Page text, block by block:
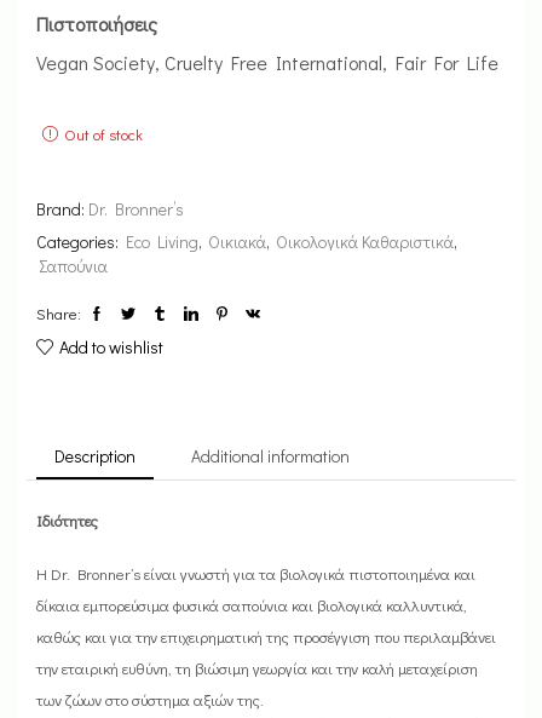
Πιστοποιήσεις
Vegan Society, Cruelty Free International, Fair For Life
Out of stock
Brand: Dr. Bronner’s
Categories: Eco Living, Οικιακά, Οικολογικά Καθαριστικά,
Σαπούνια
Share:
Add to wishlist
Description Additional information
Ιδιότητες
Η Dr. Bronner’s είναι γνωστή για τα βιολογικά πιστοποιημένα και
δίκαια εμπορεύσιμα φυσικά σαπούνια και βιολογικά καλλυντικά,
καθώς και για την επιχειρηματική της προσέγγιση που περιλαμβάνει
την εταιρική ευθύνη, τη βιώσιμη γεωργία και την καλή μεταχείριση
των ζώων στο σύστημα αξιών της.